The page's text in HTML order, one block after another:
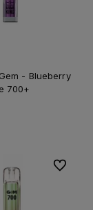
- Blueberry
700+
Do